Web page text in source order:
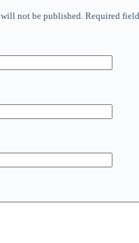
not be published. Required